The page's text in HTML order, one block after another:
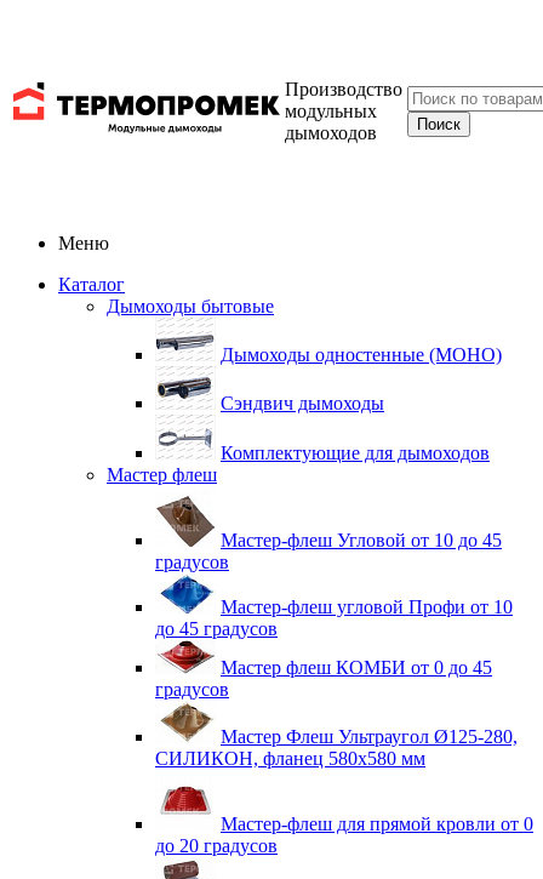
Производство
модульных
дымоходов
Меню
Каталог
Дымоходы бытовые
Дымоходы одностенные (МОНО)
Сэндвич дымоходы
Комплектующие для дымоходов
Мастер флеш
Мастер-флеш Угловой от 10 до 45
градусов
Мастер-флеш угловой Профи от 10
до 45 градусов
Мастер флеш КОМБИ от 0 до 45
градусов
Мастер Флеш Ультраугол Ø125-280,
СИЛИКОН, фланец 580х580 мм
Мастер-флеш для прямой кровли от 0
до 20 градусов